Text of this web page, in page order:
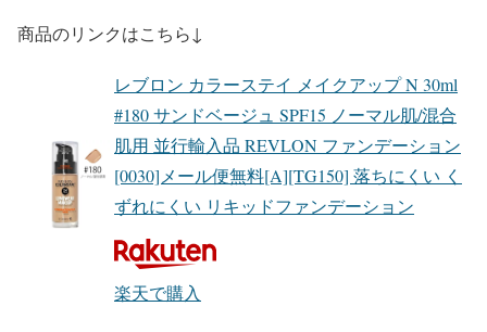
商品のリンクはこちら↓
レブロン カラーステイ メイクアップ N 30ml
#180 サンドベージュ SPF15 ノーマル肌/混合
肌用 並行輸入品 REVLON ファンデーション
[0030]メール便無料[A][TG150] 落ちにくい く
ずれにくい リキッドファンデーション
楽天で購入